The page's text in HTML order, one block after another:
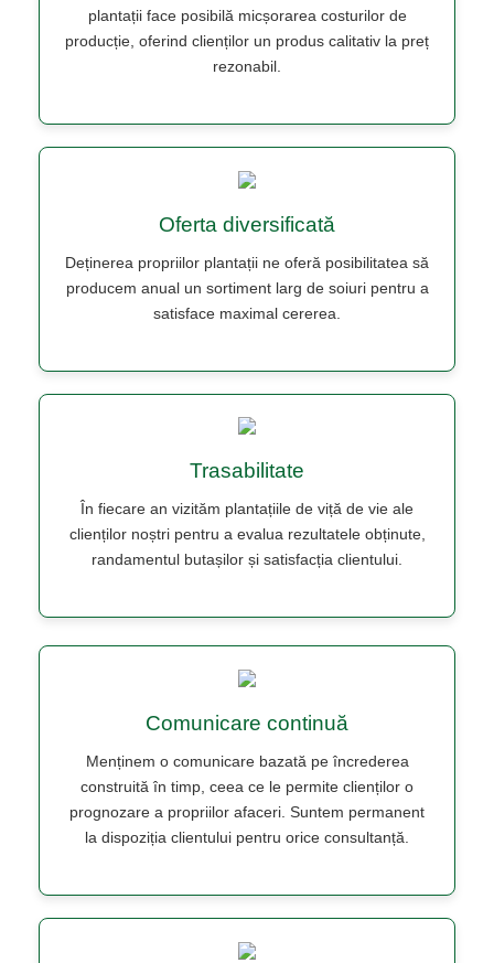
plantații face posibilă micșorarea costurilor de
producție, oferind clienților un produs calitativ la preț
rezonabil.
Oferta diversificată
Deținerea propriilor plantații ne oferă posibilitatea să
producem anual un sortiment larg de soiuri pentru a
satisface maximal cererea.
Trasabilitate
În fiecare an vizităm plantațiile de viță de vie ale
clienților noștri pentru a evalua rezultatele obținute,
randamentul butașilor și satisfacția clientului.
Comunicare continuă
Menținem o comunicare bazată pe încrederea
construită în timp, ceea ce le permite clienților o
prognozare a propriilor afaceri. Suntem permanent
la dispoziția clientului pentru orice consultanță.